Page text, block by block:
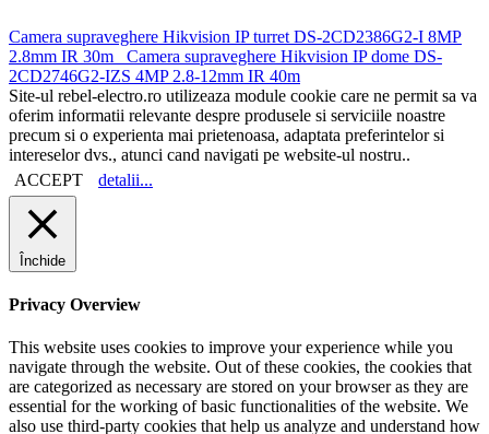
Camera supraveghere Hikvision IP turret DS-2CD2386G2-I 8MP
2.8mm IR 30m
Camera supraveghere Hikvision IP dome DS-
2CD2746G2-IZS 4MP 2.8-12mm IR 40m
Site-ul rebel-electro.ro utilizeaza module cookie care ne permit sa va
oferim informatii relevante despre produsele si serviciile noastre
precum si o experienta mai prietenoasa, adaptata preferintelor si
intereselor dvs., atunci cand navigati pe website-ul nostru..
ACCEPT
detalii...
Închide
Privacy Overview
This website uses cookies to improve your experience while you
navigate through the website. Out of these cookies, the cookies that
are categorized as necessary are stored on your browser as they are
essential for the working of basic functionalities of the website. We
also use third-party cookies that help us analyze and understand how